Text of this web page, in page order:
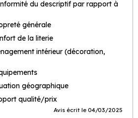
du descriptif par rapport à
générale
de la literie
intérieur (décoration,
géographique
qualité/prix
Avis écrit le 04/03/2025